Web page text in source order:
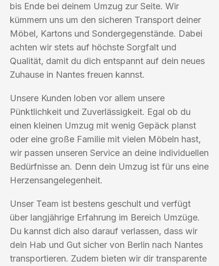
bis Ende bei deinem Umzug zur Seite. Wir
kümmern uns um den sicheren Transport deiner
Möbel, Kartons und Sondergegenstände. Dabei
achten wir stets auf höchste Sorgfalt und
Qualität, damit du dich entspannt auf dein neues
Zuhause in Nantes freuen kannst.
Unsere Kunden loben vor allem unsere
Pünktlichkeit und Zuverlässigkeit. Egal ob du
einen kleinen Umzug mit wenig Gepäck planst
oder eine große Familie mit vielen Möbeln hast,
wir passen unseren Service an deine individuellen
Bedürfnisse an. Denn dein Umzug ist für uns eine
Herzensangelegenheit.
Unser Team ist bestens geschult und verfügt
über langjährige Erfahrung im Bereich Umzüge.
Du kannst dich also darauf verlassen, dass wir
dein Hab und Gut sicher von Berlin nach Nantes
transportieren. Zudem bieten wir dir transparente